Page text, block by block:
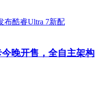
晚开售，全自主架构